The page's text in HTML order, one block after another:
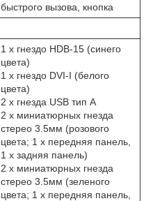
быстрого вызова, кнопка
1 x гнездо HDB-15 (синего
цвета)
1 x гнездо DVI-I (белого
цвета)
2 x гнезда USB тип А
2 x миниатюрных гнезда
стерео 3.5мм (розового
цвета; 1 x передняя панель,
1 x задняя панель)
2 x миниатюрных гнезда
стерео 3.5мм (зеленого
цвета; 1 x передняя панель,